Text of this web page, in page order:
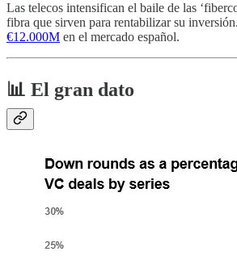
Las telecos intensifican el baile de las
fibra que sirven para rentabilizar su
€12.000M en el mercado español.
📊 El gran dato